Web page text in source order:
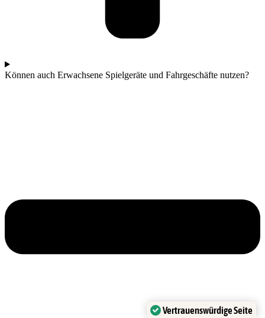
Können auch Erwachsene Spielgeräte und Fahrgeschäfte nutzen?
Vertrauenswürdige Seite